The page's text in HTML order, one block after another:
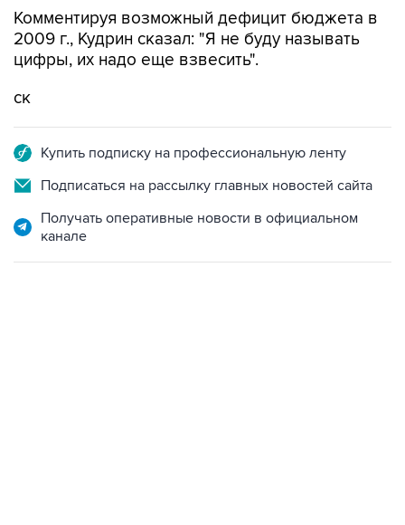
Комментируя возможный дефицит бюджета в
2009 г., Кудрин сказал: "Я не буду называть
цифры, их надо еще взвесить".
ск
Купить подписку на профессиональную ленту
Подписаться на рассылку главных новостей сайта
Получать оперативные новости в официальном
канале